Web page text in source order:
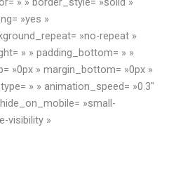
»yes »
»no-repeat »
» » padding_bottom= » »
»0px » margin_bottom= »0px »
» » animation_speed= »0.3″
»small-
visibility »